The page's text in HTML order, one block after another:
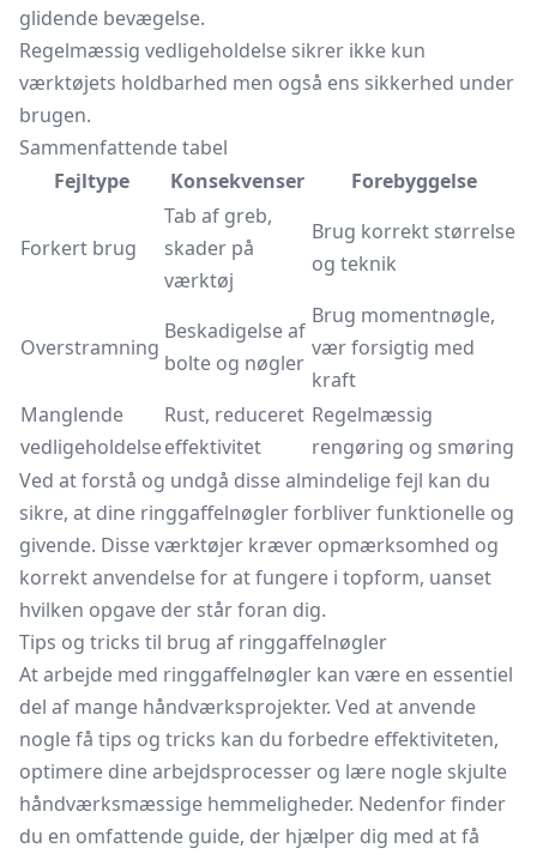
glidende bevægelse.
Regelmæssig vedligeholdelse sikrer ikke kun
værktøjets holdbarhed men også ens sikkerhed under
brugen.
Sammenfattende tabel
Fejltype
Konsekvenser Forebyggelse
Forkert brug
Tab af greb,
skader på
værktøj
Brug korrekt størrelse
og teknik
Overstramning
Beskadigelse af
bolte og nøgler
Brug momentnøgle,
vær forsigtig med
kraft
Manglende
vedligeholdelse
Rust, reduceret
effektivitet
Regelmæssig
rengøring og smøring
Ved at forstå og undgå disse almindelige fejl kan du
sikre, at dine ringgaffelnøgler forbliver funktionelle og
givende. Disse værktøjer kræver opmærksomhed og
korrekt anvendelse for at fungere i topform, uanset
hvilken opgave der står foran dig.
Tips og tricks til brug af ringgaffelnøgler
At arbejde med ringgaffelnøgler kan være en essentiel
del af mange håndværksprojekter. Ved at anvende
nogle få tips og tricks kan du forbedre effektiviteten,
optimere dine arbejdsprocesser og lære nogle skjulte
håndværksmæssige hemmeligheder. Nedenfor finder
du en omfattende guide, der hjælper dig med at få